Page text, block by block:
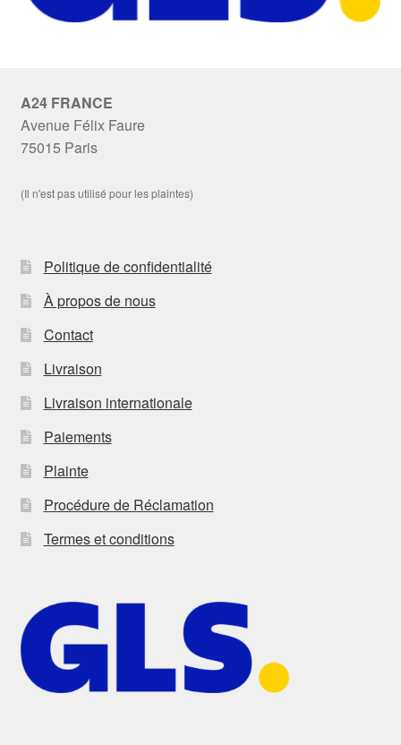
A24 FRANCE
Avenue Félix Faure
75015 Paris
(Il n'est pas utilisé pour les plaintes)
Politique de confidentialité
À propos de nous
Contact
Livraison
Livraison internationale
Paiements
Plainte
Procédure de Réclamation
Termes et conditions